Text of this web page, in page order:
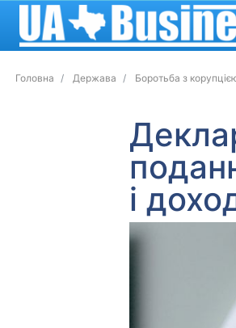
Головна Держава Боротьба з
і